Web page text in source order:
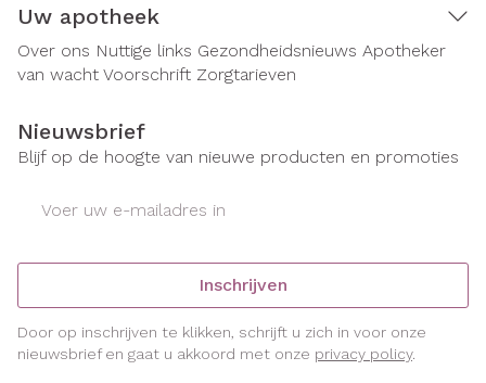
Uw apotheek
Over ons Nuttige links Gezondheidsnieuws Apotheker
van wacht Voorschrift Zorgtarieven
Nieuwsbrief
Blijf op de hoogte van nieuwe producten en promoties
Inschrijven
Door op inschrijven te klikken, schrijft u zich in voor onze
nieuwsbrief en gaat u akkoord met onze privacy policy.